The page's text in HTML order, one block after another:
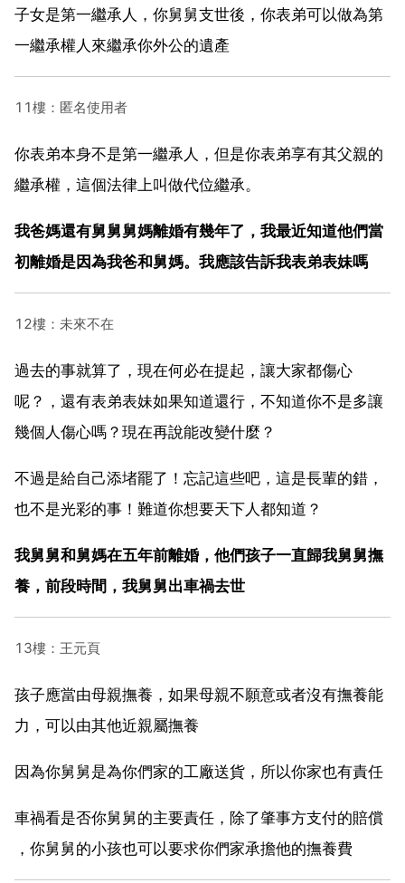
子女是第一繼承人，你舅舅支世後，你表弟可以做為第
一繼承權人來繼承你外公的遺產
11樓：匿名使用者
你表弟本身不是第一繼承人，但是你表弟享有其父親的
繼承權，這個法律上叫做代位繼承。
我爸媽還有舅舅舅媽離婚有幾年了，我最近知道他們當
初離婚是因為我爸和舅媽。我應該告訴我表弟表妹嗎
12樓：未來不在
過去的事就算了，現在何必在提起，讓大家都傷心
呢？，還有表弟表妹如果知道還行，不知道你不是多讓
幾個人傷心嗎？現在再說能改變什麼？
不過是給自己添堵罷了！忘記這些吧，這是長輩的錯，
也不是光彩的事！難道你想要天下人都知道？
我舅舅和舅媽在五年前離婚，他們孩子一直歸我舅舅撫
養，前段時間，我舅舅出車禍去世
13樓：王元頁
孩子應當由母親撫養，如果母親不願意或者沒有撫養能
力，可以由其他近親屬撫養
因為你舅舅是為你們家的工廠送貨，所以你家也有責任
車禍看是否你舅舅的主要責任，除了肇事方支付的賠償
，你舅舅的小孩也可以要求你們家承擔他的撫養費